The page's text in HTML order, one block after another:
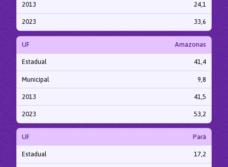
2013 24,1
2023 33,6
UF Amazonas
Estadual 41,4
Municipal 9,8
2013 41,5
2023 53,2
UF Pará
Estadual 17,2